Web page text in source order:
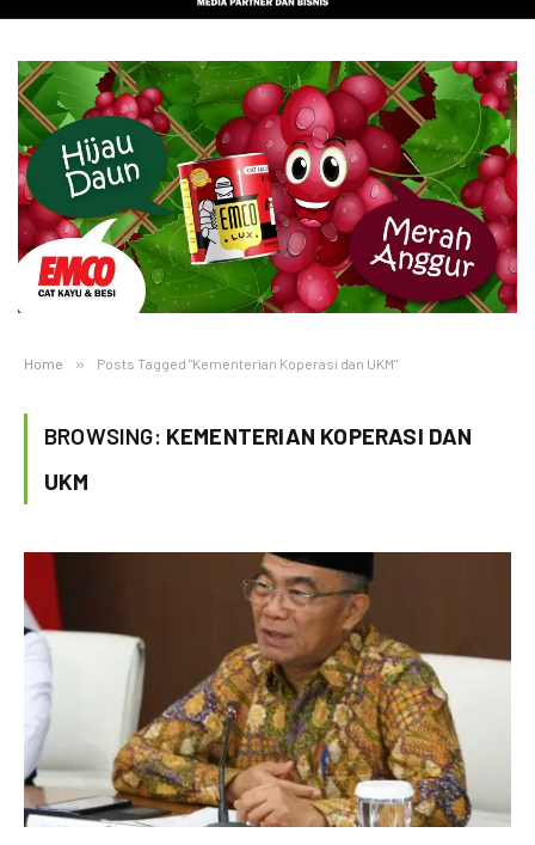
Home » Posts Tagged "Kementerian Koperasi dan UKM"
BROWSING: KEMENTERIAN KOPERASI DAN
UKM